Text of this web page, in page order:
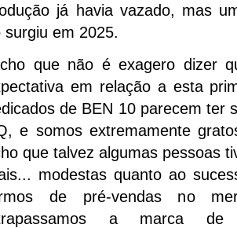
já havia vazado, mas
surgiu em 2025.
que não é exagero dizer
em relação a esta
de BEN 10 parecem ter
e somos extremamente
que talvez algumas pessoas
modestas quanto ao
de pré-vendas no
a marca de